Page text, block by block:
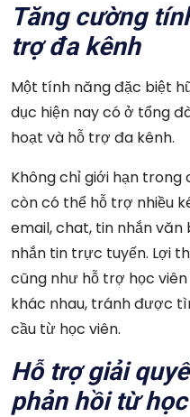
Tăng cường
trợ đa kênh
Một tính năng đặc biệt
dục hiện nay có ở tổng
hoạt và hỗ trợ đa kênh.
Không chỉ giới hạn trong
còn có thể hỗ trợ nhiều
email, chat, tin nhắn
nhắn tin trực tuyến. Lợi
cũng như hỗ trợ học
khác nhau, tránh được
cầu từ học viên.
Hỗ trợ giải
phản hồi từ